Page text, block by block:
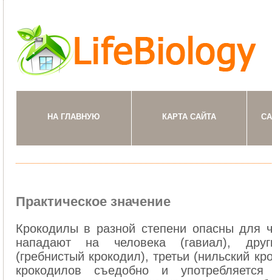
НА ГЛАВНУЮ КАРТА САЙТА
Практическое значение
Крокодилы в разной степени опасны для
нападают на человека (гавиал),
(гребнистый крокодил), третьи (нильский
крокодилов съедобно и